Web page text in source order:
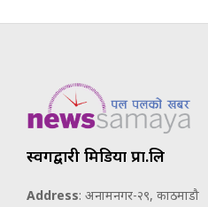
स्वर्गद्वारी मिडिया प्रा.लि
Address: अनामनगर-२९, काठमाडौ